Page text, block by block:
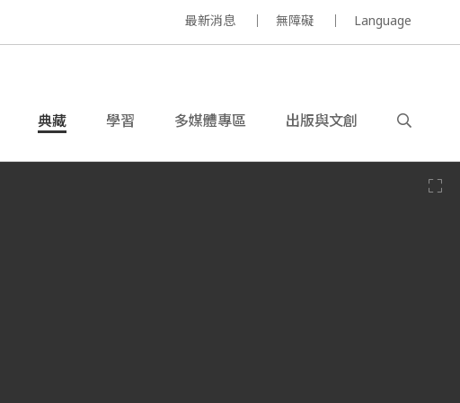
最新消息 無障礙 Language
典藏 學習 多媒體專區 出版與文創